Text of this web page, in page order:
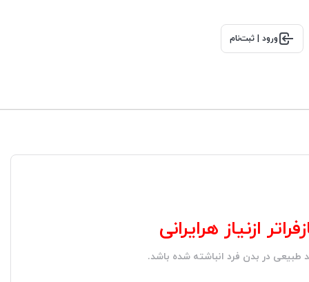
ورود | ثبت‌نام
ازنیاز هرایرانی
در بدن فرد انباشته شده باشد.